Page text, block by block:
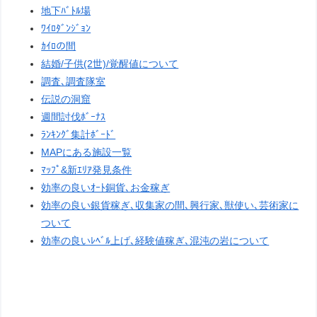
地下ﾊﾞﾄﾙ場
ﾜｲﾛﾀﾞﾝｼﾞｮﾝ
ｶｲﾛの間
結婚/子供(2世)/覚醒値について
調査､調査隊室
伝説の洞窟
週間討伐ﾎﾞｰﾅｽ
ﾗﾝｷﾝｸﾞ集計ﾎﾞｰﾄﾞ
MAPにある施設一覧
ﾏｯﾌﾟ&新ｴﾘｱ発見条件
効率の良いｵｰﾄ銅貨､お金稼ぎ
効率の良い銀貨稼ぎ､収集家の間､興行家､獣使い､芸術家に
ついて
効率の良いﾚﾍﾞﾙ上げ､経験値稼ぎ､混沌の岩について